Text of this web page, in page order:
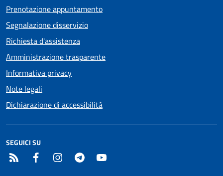
Prenotazione appuntamento
Segnalazione disservizio
Richiesta d'assistenza
Amministrazione trasparente
Informativa privacy
Note legali
Dichiarazione di accessibilità
SEGUICI SU
RSS Facebook InstagramTelegram